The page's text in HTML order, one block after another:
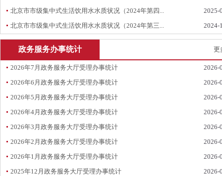
北京市市级集中式生活饮用水水质状况（2024年第四...
2025-
北京市市级集中式生活饮用水水质状况（2024年第三...
2024-
政务服务办事统计 更
2026年7月政务服务大厅受理办事统计
2026-
2026年6月政务服务大厅受理办事统计
2026-
2026年5月政务服务大厅受理办事统计
2026-
2026年4月政务服务大厅受理办事统计
2026-
2026年3月政务服务大厅受理办事统计
2026-
2026年2月政务服务大厅受理办事统计
2026-
2026年1月政务服务大厅受理办事统计
2026-
2025年12月政务服务大厅受理办事统计
2026-